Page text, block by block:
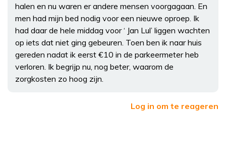
halen en nu waren er andere mensen voorgagaan. En
men had mijn bed nodig voor een nieuwe oproep. Ik
had daar de hele middag voor ‘ Jan Lul’ liggen wachten
op iets dat niet ging gebeuren. Toen ben ik naar huis
gereden nadat ik eerst €10 in de parkeermeter heb
verloren. Ik begrijp nu, nog beter, waarom de
zorgkosten zo hoog zijn.
Log in om te reageren